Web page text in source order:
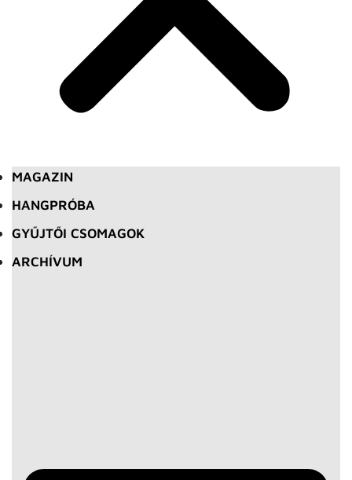
MAGAZIN
HANGPRÓBA
GYŰJTŐI CSOMAGOK
ARCHÍVUM